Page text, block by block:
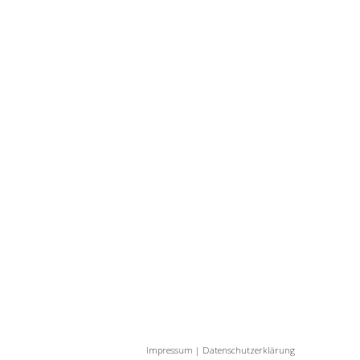
Impressum | Datenschutzerklärung